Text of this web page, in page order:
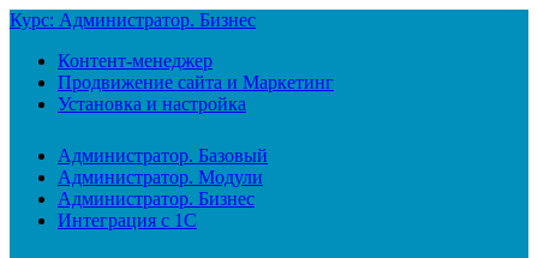
Курс: Администратор. Бизнес
Контент-менеджер
Продвижение сайта и Маркетинг
Установка и настройка
Администратор. Базовый
Администратор. Модули
Администратор. Бизнес
Интеграция с 1С